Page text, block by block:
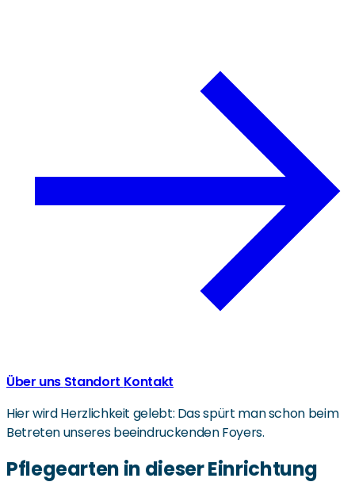
Über uns Standort Kontakt
Hier wird Herzlichkeit gelebt: Das spürt man schon beim
Betreten unseres beeindruckenden Foyers.
Pflegearten in dieser Einrichtung